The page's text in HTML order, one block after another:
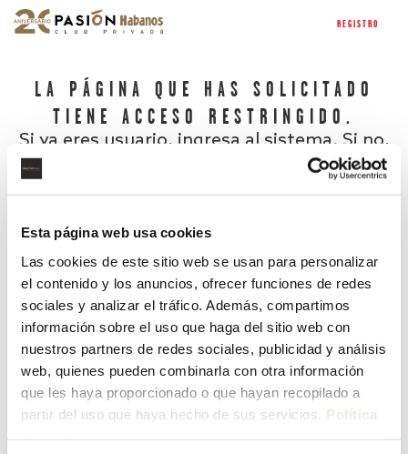
Esta página web usa cookies
Las cookies de este sitio web se usan para personalizar
el contenido y los anuncios, ofrecer funciones de redes
sociales y analizar el tráfico. Además, compartimos
información sobre el uso que haga del sitio web con
nuestros partners de redes sociales, publicidad y análisis
web, quienes pueden combinarla con otra información
que les haya proporcionado o que hayan recopilado a
partir del uso que haya hecho de sus servicios. Política
REGISTRO
LA PÁGINA QUE HAS SOLICITADO
TIENE ACCESO RESTRINGIDO.
Si ya eres usuario, ingresa al sistema. Si no,
¿Has olvidado tu contraseña?